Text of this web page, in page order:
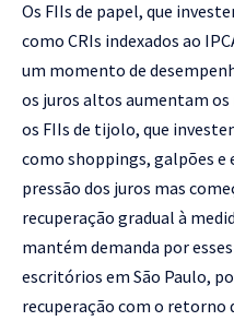
Os FIIs de papel, que
como CRIs indexados ao
um momento de
os juros altos aumentam
os FIIs de tijolo, que
como shoppings, galpões
pressão dos juros mas
recuperação gradual à
mantém demanda por
escritórios em São Paulo,
recuperação com o